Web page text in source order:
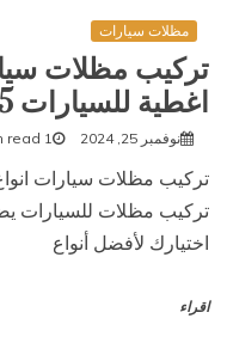
مظلات سيارات
تركيب مظلات
اغطية للسيارات 2025
نوفمبر 25, 2024 1 min read
تركيب مظلات للسيارات
اختيارك لأفضل أنواع
اقراء